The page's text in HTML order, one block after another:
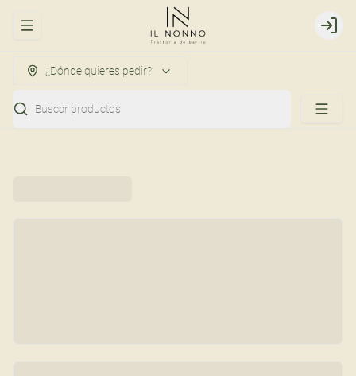
Abrir menu de navegación Login
¿Dónde quieres pedir?
Buscar productos